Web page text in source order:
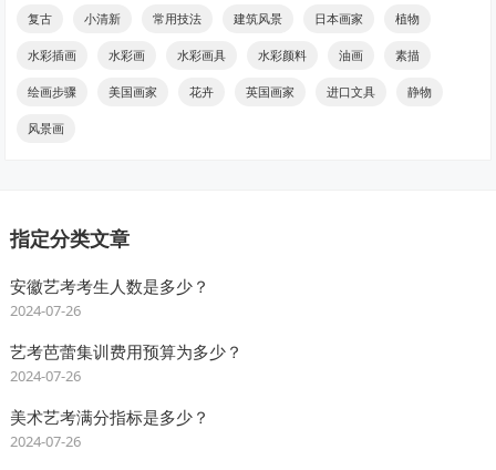
复古 小清新 常用技法 建筑风景 日本画家 植物
水彩插画 水彩画 水彩画具 水彩颜料 油画 素描
绘画步骤 美国画家 花卉 英国画家 进口文具 静物
风景画
指定分类文章
安徽艺考考生人数是多少？
2024-07-26
艺考芭蕾集训费用预算为多少？
2024-07-26
美术艺考满分指标是多少？
2024-07-26